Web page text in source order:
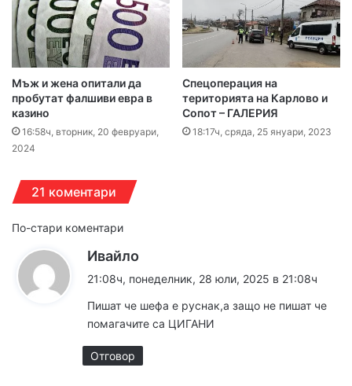
Мъж и жена опитали да
пробутат фалшиви евра в
казино
16:58ч, вторник, 20 февруари,
2024
Спецоперация на
територията на Карлово и
Сопот – ГАЛЕРИЯ
18:17ч, сряда, 25 януари, 2023
21 коментари
Навигация
за
коментарите
По-стари коментари
Ивайло
а
:
21:08ч, понеделник, 28 юли, 2025 в 21:08ч
Пишат че шефа е руснак,а защо не пишат че
помагачите са ЦИГАНИ
Отговор